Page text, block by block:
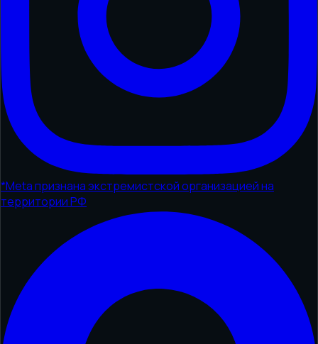
*Meta признана экстремистской организацией на
территории РФ